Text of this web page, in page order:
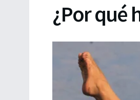
¿Por qué